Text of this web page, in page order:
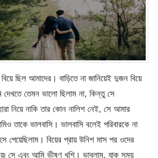
ছিল আমাদের। বাড়িতে না জানিয়েই দুজন বিয়ে
দেখতে তেমন ভালো ছিলাম না, কিন্তু সে
নিয়ে নাকি তার কোন নালিশ নেই, সে আমার
তাকে ভালবাসি। ভালবাসি বলেই পরিবারকে না
পেয়েছিলাম। বিয়ের প্রায় উনিশ মাস পর ওদের
সে এবং আমি ভীষণ খুশি। ভাবলাম, যাক সময়